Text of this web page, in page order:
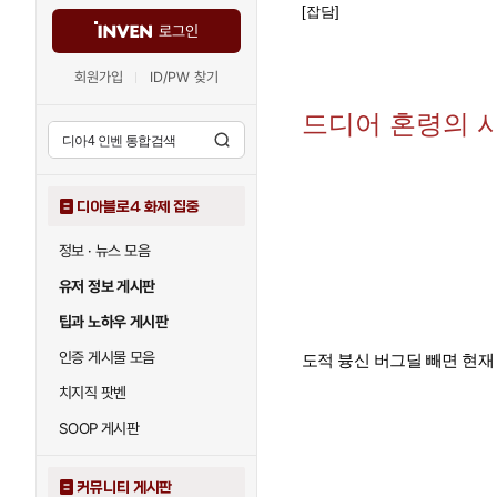
로그인
회원가입 ID/PW 찾기
디아블로4 화제 집중
정보 · 뉴스 모음
유저 정보 게시판
팁과 노하우 게시판
인증 게시물 모음
치지직 팟벤
SOOP 게시판
커뮤니티 게시판
[잡담]
드디어 혼령의
도적 븅신 버그딜 빼면 현